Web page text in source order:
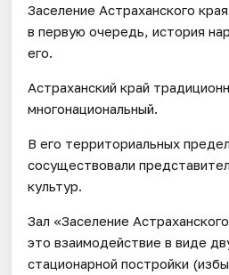
Заселение Астраханского
в первую очередь, история
его.
Астраханский край
многонациональный.
В его территориальных
сосуществовали
культур.
Зал «Заселение
это взаимодействие в виде
стационарной постройки